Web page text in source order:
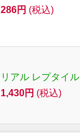
286円 (税込)
リアル レプタイ
1,430円 (税込)